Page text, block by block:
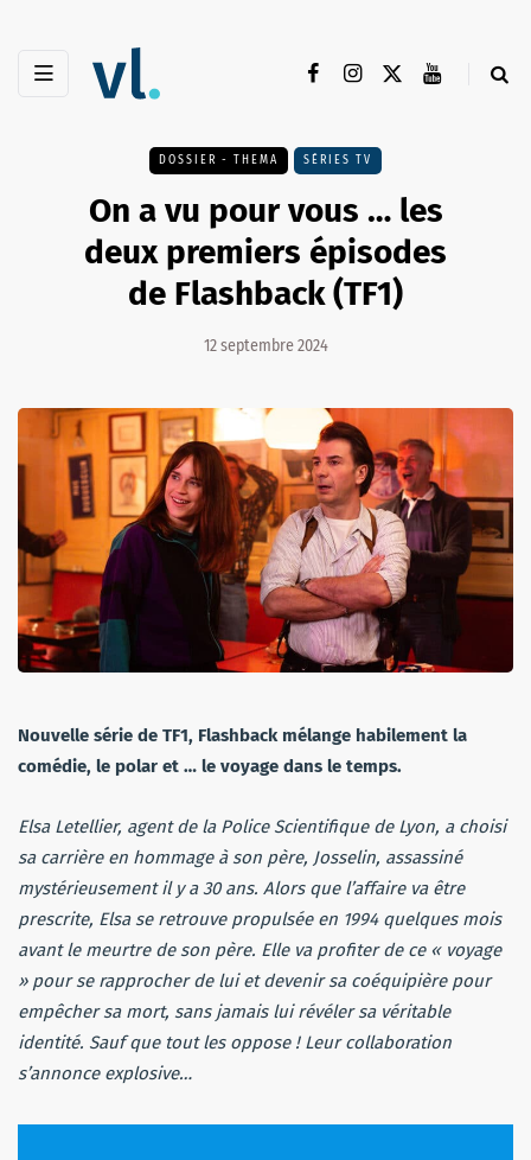
DOSSIER - THEMA SÉRIES TV
On a vu pour vous … les
deux premiers épisodes
de Flashback (TF1)
12 septembre 2024
Nouvelle série de TF1, Flashback mélange habilement la
comédie, le polar et … le voyage dans le temps.
Elsa Letellier, agent de la Police Scientifique de Lyon, a choisi
sa carrière en hommage à son père, Josselin, assassiné
mystérieusement il y a 30 ans. Alors que l’affaire va être
prescrite, Elsa se retrouve propulsée en 1994 quelques mois
avant le meurtre de son père. Elle va profiter de ce « voyage
» pour se rapprocher de lui et devenir sa coéquipière pour
empêcher sa mort, sans jamais lui révéler sa véritable
identité. Sauf que tout les oppose ! Leur collaboration
s’annonce explosive…